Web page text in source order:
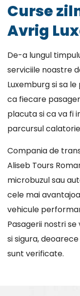
Curse
Avrig
De-a lungul
serviciile noastre
Luxemburg si sa
ca fiecare
placuta si ca va fi
parcursul
Compania de
Aliseb Tours
microbuzul sau
cele mai
vehicule
Pasagerii nostri
si sigura,
sunt verificate.